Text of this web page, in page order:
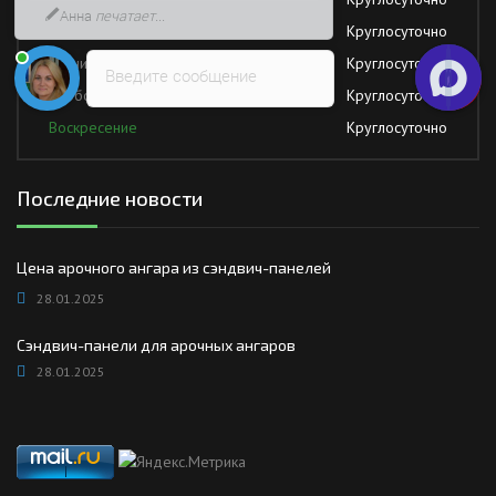
Круглосуточно
Пятница
Круглосуточно
Суббота
Круглосуточно
Воскресение
Круглосуточно
Последние новости
Цена арочного ангара из сэндвич-панелей
28.01.2025
Сэндвич-панели для арочных ангаров
28.01.2025
Введите сообщение